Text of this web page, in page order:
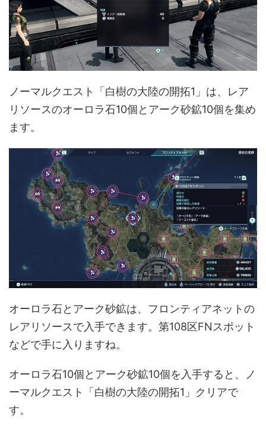
ノーマルクエスト「白樹の大陸の開拓1」は、レア
リソースのオーロラ石10個とアーク砂鉱10個を集め
ます。
オーロラ石とアーク砂鉱は、フロンティアネットの
レアリソースで入手できます。第108区FNスポット
などで手に入りますね。
オーロラ石10個とアーク砂鉱10個を入手すると、ノ
ーマルクエスト「白樹の大陸の開拓1」クリアで
す。